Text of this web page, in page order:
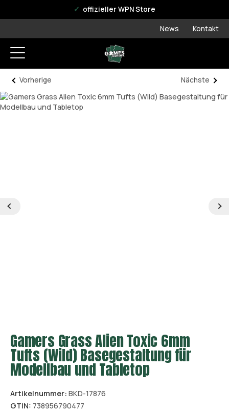
offizieller WPN Store
News Kontakt
Vorherige Nächste
Gamers Grass Alien Toxic 6mm
Tufts (Wild) Basegestaltung für
Modellbau und Tabletop
Artikelnummer: BKD-17876
GTIN: 738956790477